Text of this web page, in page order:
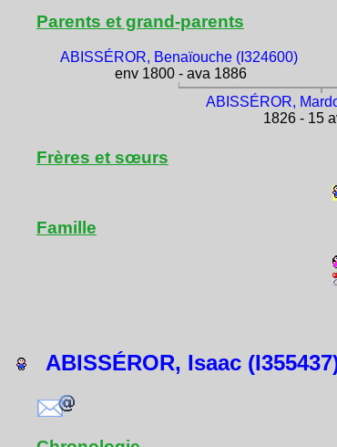
Parents et grand-parents
ABISSÉROR, Benaïouche (I324600)
env 1800 - ava 1886
ABISSÉROR,
1826 - 15
Frères et sœurs
Famille
ABISSÉROR, Isaac